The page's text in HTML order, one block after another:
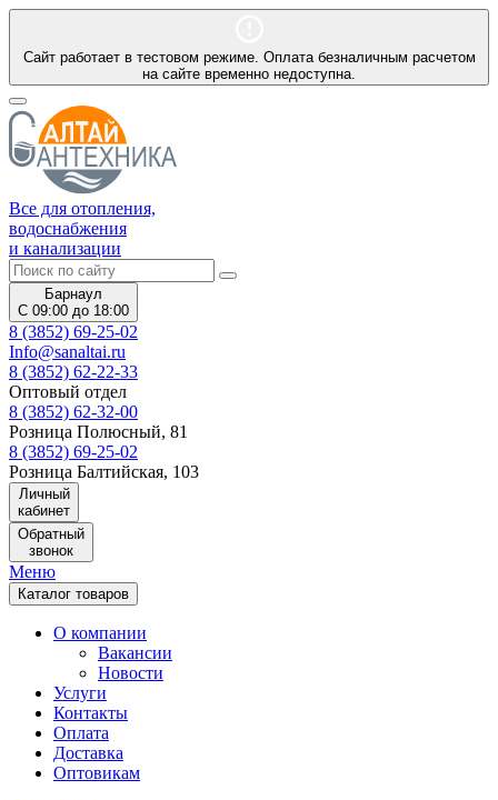
Сайт работает в тестовом режиме. Оплата безналичным расчетом
на сайте временно недоступна.
Все для отопления,
водоснабжения
и канализации
Барнаул
С 09:00 до 18:00
8 (3852) 69-25-02
Info@sanaltai.ru
8 (3852) 62-22-33
Оптовый отдел
8 (3852) 62-32-00
Розница Полюсный, 81
8 (3852) 69-25-02
Розница Балтийская, 103
Личный
кабинет
Обратный
звонок
Меню
Каталог товаров
О компании
Вакансии
Новости
Услуги
Контакты
Оплата
Доставка
Оптовикам